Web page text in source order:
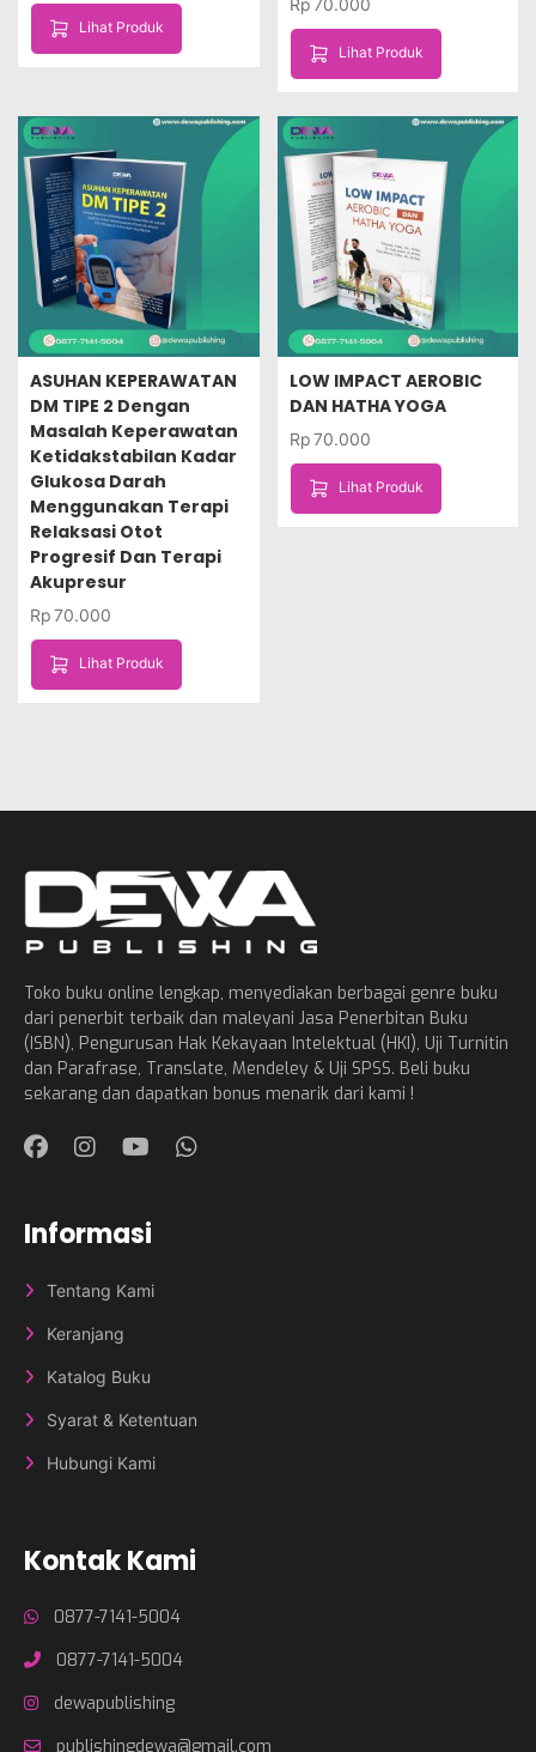
Lihat Produk
Lihat Produk
ASUHAN KEPERAWATAN
DM TIPE 2 Dengan
Masalah Keperawatan
Ketidakstabilan Kadar
Glukosa Darah
Menggunakan Terapi
Relaksasi Otot
Progresif Dan Terapi
Akupresur
Rp70.000
Lihat Produk
LOW IMPACT AEROBIC
DAN HATHA YOGA
Rp70.000
Lihat Produk
Toko buku online lengkap, menyediakan berbagai genre buku
dari penerbit terbaik dan maleyani Jasa Penerbitan Buku
(ISBN), Pengurusan Hak Kekayaan Intelektual (HKI), Uji Turnitin
dan Parafrase, Translate, Mendeley & Uji SPSS. Beli buku
sekarang dan dapatkan bonus menarik dari kami !
Informasi
Tentang Kami
Keranjang
Katalog Buku
Syarat & Ketentuan
Hubungi Kami
Kontak Kami
0877-7141-5004
0877-7141-5004
dewapublishing
publishingdewa@gmail.com